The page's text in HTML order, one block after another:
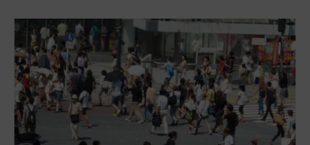
ス
ッ
プ
し
て
ナ